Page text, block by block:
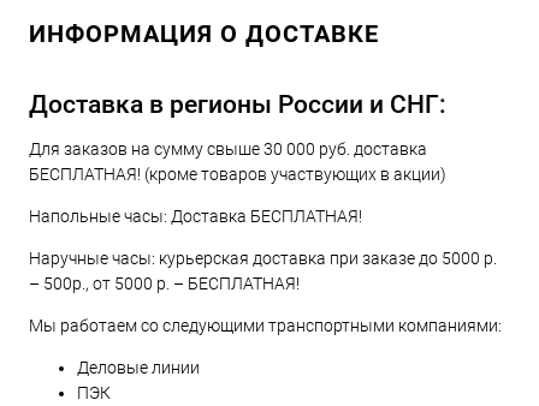
ИНФОРМАЦИЯ О ДОСТАВКЕ
Доставка в регионы России и СНГ:
Для заказов на сумму свыше 30 000 руб. доставка
БЕСПЛАТНАЯ! (кроме товаров участвующих в акции)
Напольные часы: Доставка БЕСПЛАТНАЯ!
Наручные часы: курьерская доставка при заказе до 5000 р.
– 500р., от 5000 р. – БЕСПЛАТНАЯ!
Мы работаем со следующими транспортными компаниями:
Деловые линии
ПЭК